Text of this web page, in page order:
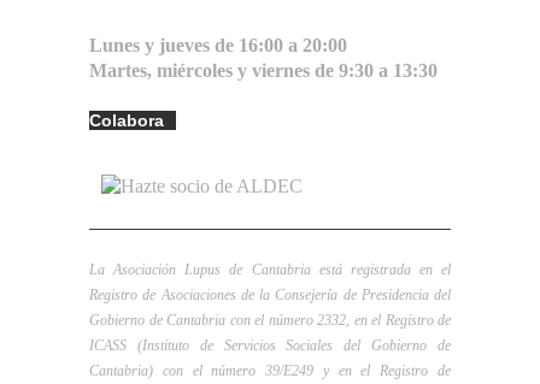
Lunes y jueves de 16:00 a 20:00
Martes, miércoles y viernes de 9:30 a 13:30
Colabora
La Asociación Lupus de Cantabria está registrada en el
Registro de Asociaciones de la Consejería de Presidencia del
Gobierno de Cantabria con el número 2332, en el Registro de
ICASS (Instituto de Servicios Sociales del Gobierno de
Cantabria) con el número 39/E249 y en el Registro de